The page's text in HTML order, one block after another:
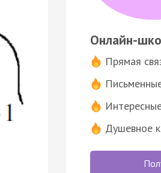
Онлайн-
Прямая
Душевное